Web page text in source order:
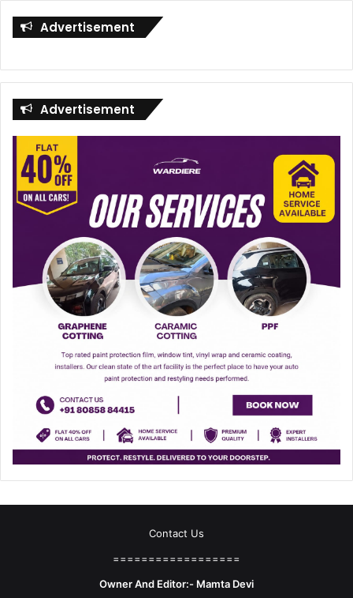
Advertisement
Advertisement
Contact Us
==================
Owner And Editor:- Mamta Devi